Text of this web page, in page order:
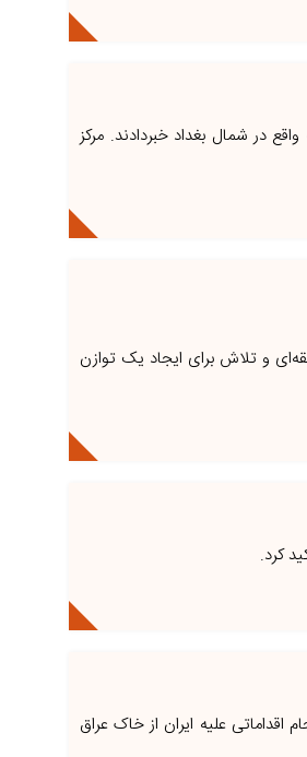
در شمال بغداد خبردادند. مرکز
و تلاش برای ایجاد یک توازن
کرد.
اقداماتی علیه ایران از خاک عراق